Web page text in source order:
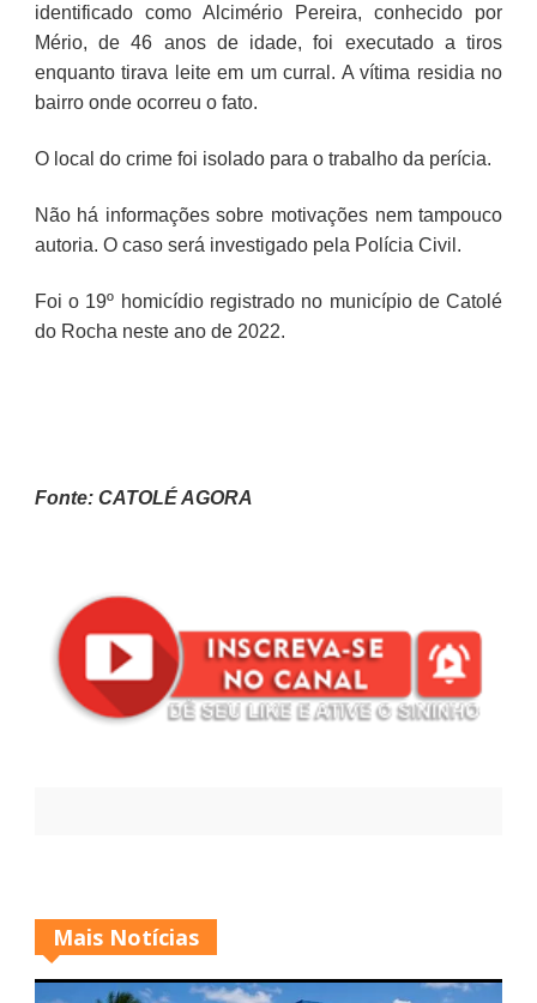
identificado como Alcimério Pereira, conhecido por
Mério, de 46 anos de idade, foi executado a tiros
enquanto tirava leite em um curral. A vítima residia no
bairro onde ocorreu o fato.
O local do crime foi isolado para o trabalho da perícia.
Não há informações sobre motivações nem tampouco
autoria. O caso será investigado pela Polícia Civil.
Foi o 19º homicídio registrado no município de Catolé
do Rocha neste ano de 2022.
Fonte: CATOLÉ AGORA
Mais Notícias